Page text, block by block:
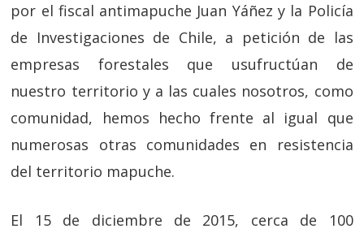
por el fiscal antimapuche Juan Yáñez y la Policía
de Investigaciones de Chile, a petición de las
empresas forestales que usufructúan de
nuestro territorio y a las cuales nosotros, como
comunidad, hemos hecho frente al igual que
numerosas otras comunidades en resistencia
del territorio mapuche.
El 15 de diciembre de 2015, cerca de 100